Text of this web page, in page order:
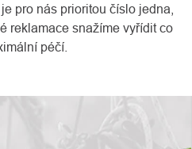
pro nás prioritou číslo jedna,
reklamace snažíme vyřídit co
péčí.